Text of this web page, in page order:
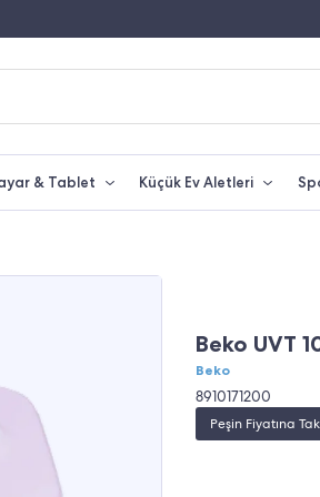
& Tablet Küçük Ev Aletleri
Beko UVT
Beko
8910171200
Peşin Fiyatına